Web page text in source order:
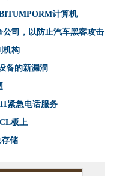
计算机
司，以防止汽车黑客攻击
机构
备的新漏洞
紧急电话服务
板上
储